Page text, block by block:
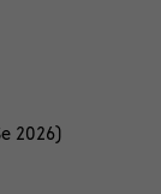
2026)